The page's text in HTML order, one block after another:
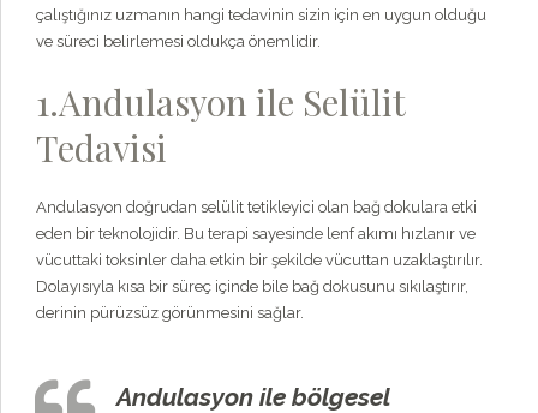
çalıştığınız uzmanın hangi tedavinin sizin için en uygun olduğu
ve süreci belirlemesi oldukça önemlidir.
1.Andulasyon ile Selülit
Tedavisi
Andulasyon doğrudan selülit tetikleyici olan bağ dokulara etki
eden bir teknolojidir. Bu terapi sayesinde lenf akımı hızlanır ve
vücuttaki toksinler daha etkin bir şekilde vücuttan uzaklaştırılır.
Dolayısıyla kısa bir süreç içinde bile bağ dokusunu sıkılaştırır,
derinin pürüzsüz görünmesini sağlar.
Andulasyon ile bölgesel